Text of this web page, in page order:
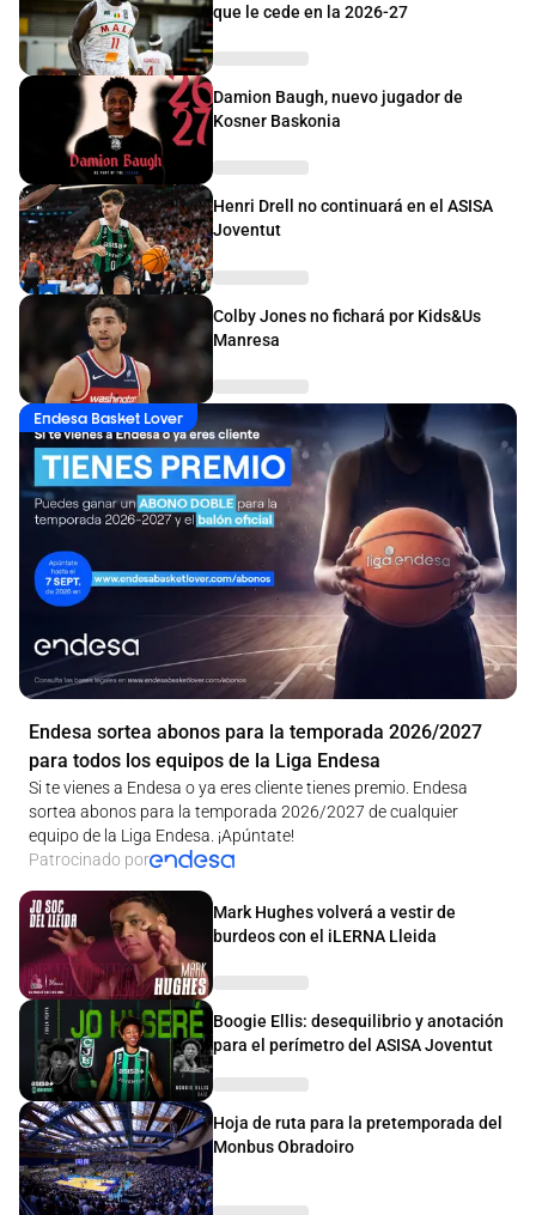
que le cede en la 2026-27
Damion Baugh, nuevo jugador de
Kosner Baskonia
Henri Drell no continuará en el ASISA
Joventut
Colby Jones no fichará por Kids&Us
Manresa
Endesa Basket Lover
Endesa sortea abonos para la temporada 2026/2027
para todos los equipos de la Liga Endesa
Si te vienes a Endesa o ya eres cliente tienes premio. Endesa
sortea abonos para la temporada 2026/2027 de cualquier
equipo de la Liga Endesa. ¡Apúntate!
Patrocinado por
Mark Hughes volverá a vestir de
burdeos con el iLERNA Lleida
Boogie Ellis: desequilibrio y anotación
para el perímetro del ASISA Joventut
Hoja de ruta para la pretemporada del
Monbus Obradoiro